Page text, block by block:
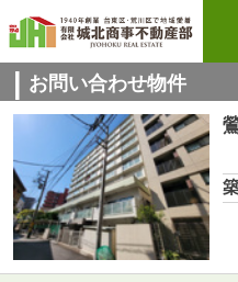
お問い合わせ物件